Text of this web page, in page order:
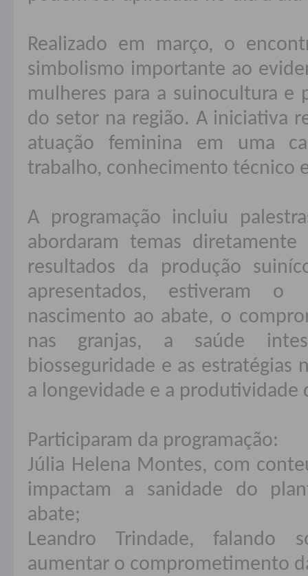
Realizado em março, o
simbolismo importante ao
mulheres para a suinocultura e
do setor na região. A iniciativa
atuação feminina em uma
trabalho, conhecimento técnico
A programação incluiu
abordaram temas
resultados da produção
apresentados, estiveram
nascimento ao abate, o
nas granjas, a saúde
biosseguridade e as estratégias
a longevidade e a produtividade
Participaram da programação:
Júlia Helena Montes, com
impactam a sanidade do
abate;
Leandro Trindade, falando
aumentar o comprometimento